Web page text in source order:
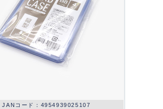
4954939025107